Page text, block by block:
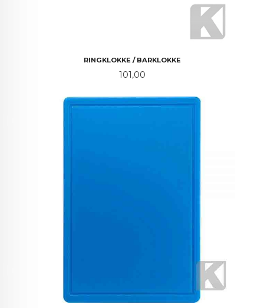
RINGKLOKKE / BARKLOKKE
Pris
101,00